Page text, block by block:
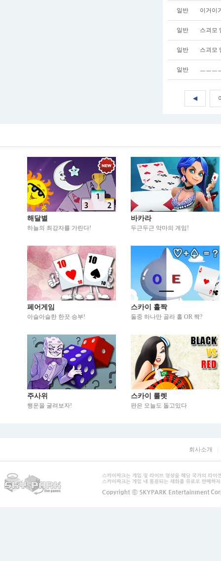
일반 이거이
일반 스괴모
일반 스괴모
일반 ㅡㅡㅡ
◀
해달별
하늘의 최강자를 가린다!
바카라
두근두근 악마의 게임!
페어게임
아슬아슬한 한끗 승부!
스카이 홀짝
둘중 하나만 골라 홀 OR 짝?
주사위
행운을 굴려보자!
스카이 룰렛
판은 오늘도 돌고있다
회사소개